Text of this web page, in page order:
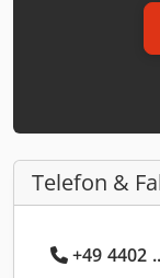
Telefon &
+49 4402